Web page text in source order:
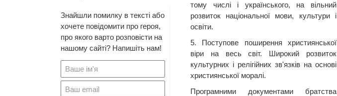
тому числі і українського, на вільний
розвиток національної мови, культури і
освіти.
5. Поступове поширення християнської
віри на весь світ. Широкий розвиток
культурних і релігійних зв'язків на основі
християнської моралі.
Програмними документами братства
Знайшли помилку в тексті або
хочете повідомити про героя,
про якого варто розповісти на
нашому сайті? Напишіть нам!